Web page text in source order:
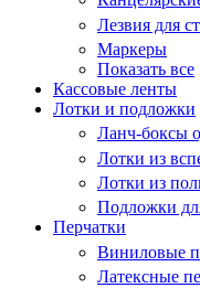
Лезвия для
Маркеры
Показать все
Кассовые ленты
Лотки и подложки
Ланч-боксы
Лотки из
Лотки из
Подложки
Перчатки
Виниловые
Латексные